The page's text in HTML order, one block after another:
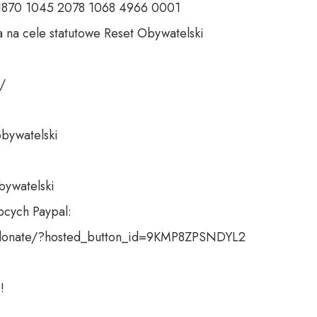
1045 2078 1068 4966 0001
cele statutowe Reset Obywatelski
Paypal:
?hosted_button_id=9KMP8ZPSNDYL2